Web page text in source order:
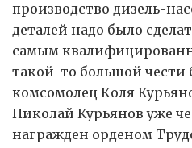
производство дизель-
деталей надо было
самым
такой-то большой чести
комсомолец Коля
Николай Курьянов уже
награжден орденом